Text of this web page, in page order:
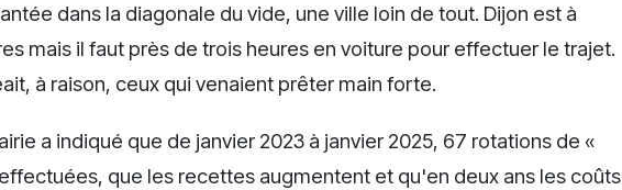
dans la diagonale du vide, une ville loin de tout. Dijon est à
mais il faut près de trois heures en voiture pour effectuer le trajet.
à raison, ceux qui venaient prêter main forte.
a indiqué que de janvier 2023 à janvier 2025, 67 rotations de «
que les recettes augmentent et qu'en deux ans les coûts